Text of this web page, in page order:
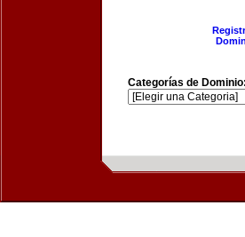
Categorías de Dominio: